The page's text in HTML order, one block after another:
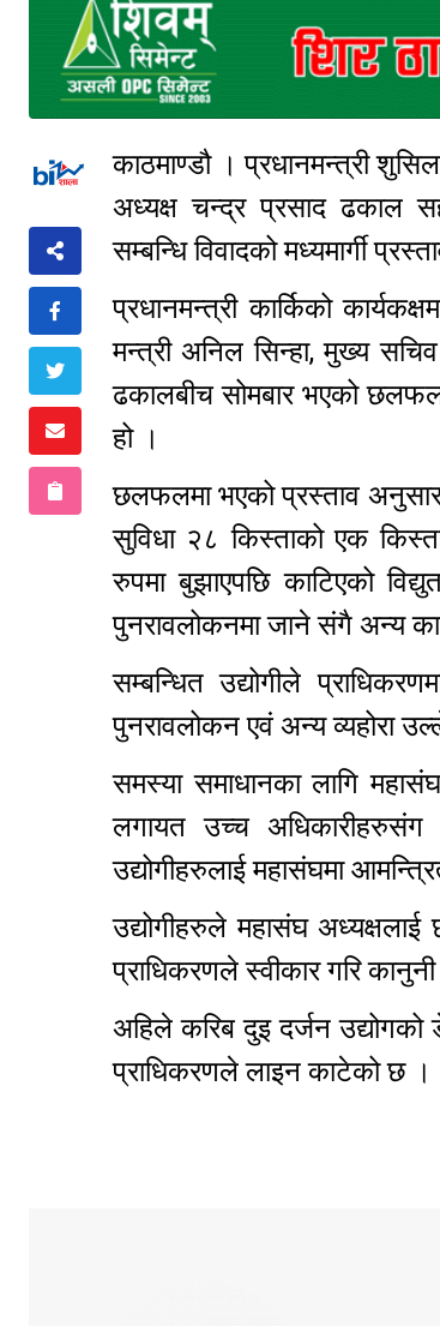
काठमाण्डौ । प्रधानमन्त्री
अध्यक्ष चन्द्र प्रसाद ढकाल
सम्बन्धि विवादको मध्यमार्गी
प्रधानमन्त्री कार्किको
मन्त्री अनिल सिन्हा, मुख्य
ढकालबीच सोमबार भएको
हो ।
छलफलमा भएको प्रस्ताव अनुसार
सुविधा २८ किस्ताको एक
रुपमा बुझाएपछि काटिएको
पुनरावलोकनमा जाने संगै अन्य
सम्बन्धित उद्योगीले
पुनरावलोकन एवं अन्य व्यहोरा
समस्या समाधानका लागि
लगायत उच्च अधिकारीहरुसंग
उद्योगीहरुलाई महासंघमा
उद्योगीहरुले महासंघ
प्राधिकरणले स्वीकार गरि
अहिले करिब दुइ दर्जन
प्राधिकरणले लाइन काटेको छ ।